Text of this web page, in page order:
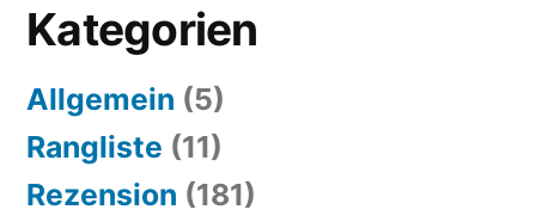
Kategorien
Allgemein (5)
Rangliste (11)
Rezension (181)